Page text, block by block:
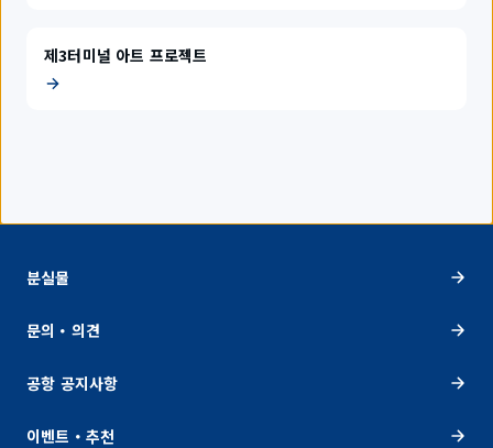
제3터미널 아트 프로젝트
분실물
문의・의견
공항 공지사항
이벤트・추천